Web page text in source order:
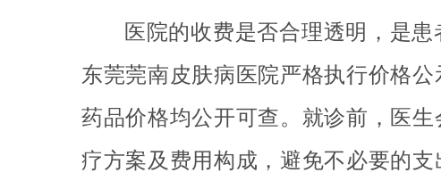
医院的收费是否合理透明，是患
东莞莞南皮肤病医院严格执行价格公
药品价格均公开可查。就诊前，医
疗方案及费用构成，避免不必要的